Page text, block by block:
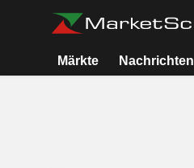
Märkte Nachrichten